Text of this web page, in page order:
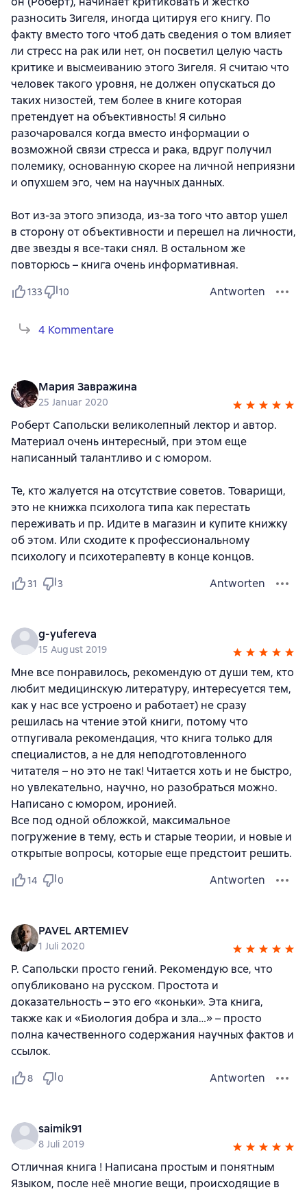
разносить Зигеля, иногда цитируя его книгу. По
факту вместо того чтоб дать сведения о том влияет
ли стресс на рак или нет, он посветил целую часть
критике и высмеиванию этого Зигеля. Я считаю что
человек такого уровня, не должен опускаться до
таких низостей, тем более в книге которая
претендует на объективность! Я сильно
разочаровался когда вместо информации о
возможной связи стресса и рака, вдруг получил
полемику, основанную скорее на личной неприязни
и опухшем эго, чем на научных данных.
Вот из-за этого эпизода, из-за того что автор ушел
в сторону от объективности и перешел на личности,
две звезды я все-таки снял. В остальном же
повторюсь – книга очень информативная.
133 10 Antworten
4 Kommentare
Мария Завражина
25 Januar 2020
Роберт Сапольски великолепный лектор и автор.
Материал очень интересный, при этом еще
написанный талантливо и с юмором.
Те, кто жалуется на отсутствие советов. Товарищи,
это не книжка психолога типа как перестать
переживать и пр. Идите в магазин и купите книжку
об этом. Или сходите к профессиональному
психологу и психотерапевту в конце концов.
31 3 Antworten
g-yufereva
15 August 2019
Мне все понравилось, рекомендую от души тем, кто
любит медицинскую литературу, интересуется тем,
как у нас все устроено и работает) не сразу
решилась на чтение этой книги, потому что
отпугивала рекомендация, что книга только для
специалистов, а не для неподготовленного
читателя – но это не так! Читается хоть и не быстро,
но увлекательно, научно, но разобраться можно.
Написано с юмором, иронией.
Все под одной обложкой, максимальное
погружение в тему, есть и старые теории, и новые и
открытые вопросы, которые еще предстоит решить.
14 0 Antworten
PAVEL ARTEMIEV
1 Juli 2020
Р. Сапольски просто гений. Рекомендую все, что
опубликовано на русском. Простота и
доказательность – это его «коньки». Эта книга,
также как и «Биология добра и зла…» – просто
полна качественного содержания научных фактов и
ссылок.
8 0 Antworten
saimik91
8 Juli 2019
Отличная книга ! Написана простым и понятным
Языком, после неё многие вещи, происходящие в